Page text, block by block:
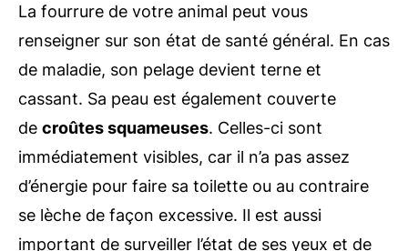
La fourrure de votre animal peut vous
renseigner sur son état de santé général. En cas
de maladie, son pelage devient terne et
cassant. Sa peau est également couverte
de croûtes squameuses. Celles-ci sont
immédiatement visibles, car il n’a pas assez
d’énergie pour faire sa toilette ou au contraire
se lèche de façon excessive. Il est aussi
important de surveiller l’état de ses yeux et de